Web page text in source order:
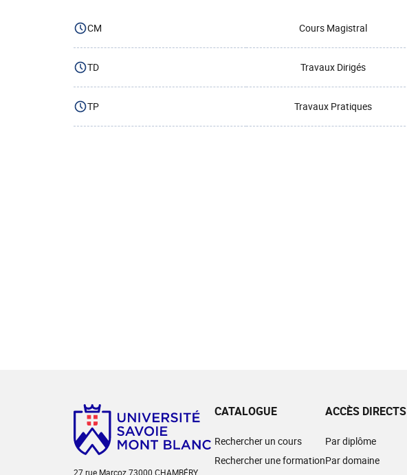
CM Cours Magistral
TD Travaux Dirigés
TP Travaux Pratiques
27 rue Marcoz 73000 CHAMBÉRY
CATALOGUE
Rechercher un cours
Rechercher une formation
ACCÈS DIRECTS
Par diplôme
Par domaine